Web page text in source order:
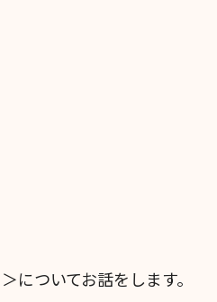
＞についてお話をします。